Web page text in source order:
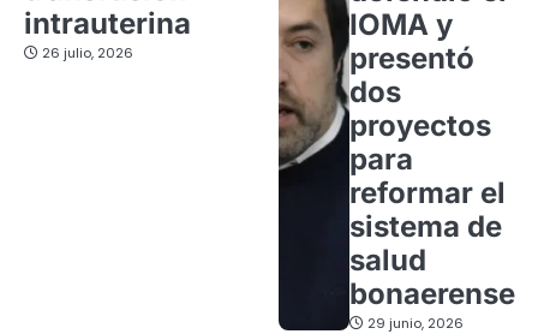
intrauterina
26 julio, 2026
IOMA y
presentó
dos
proyectos
para
reformar el
sistema de
salud
bonaerense
29 junio, 2026